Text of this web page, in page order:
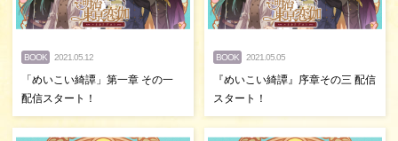
BOOK 2021.05.12
「めいこい綺譚」第一章 その一
配信スタート！
BOOK 2021.05.05
『めいこい綺譚』序章その三 配信
スタート！